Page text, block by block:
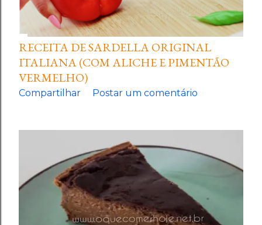
RECEITA DE SARDELLA ORIGINAL
ITALIANA (COM ALICHE E PIMENTÃO
VERMELHO)
Compartilhar Postar um comentário